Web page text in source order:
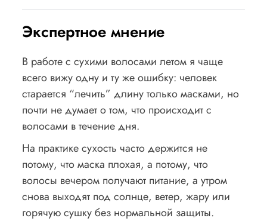
Экспертное мнение
В работе с сухими волосами летом я чаще
всего вижу одну и ту же ошибку: человек
старается “лечить” длину только масками, но
почти не думает о том, что происходит с
волосами в течение дня.
На практике сухость часто держится не
потому, что маска плохая, а потому, что
волосы вечером получают питание, а утром
снова выходят под солнце, ветер, жару или
горячую сушку без нормальной защиты.